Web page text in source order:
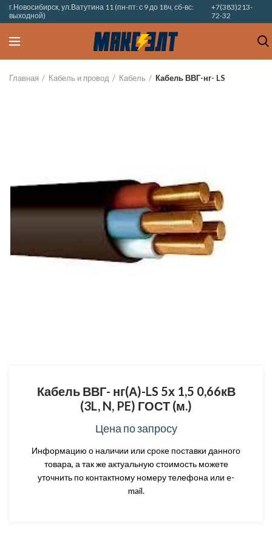
г.Новосибирск, ул.Ватутина 11 (пн-пт: с 9 до 18ч, сб-вс:
выходной)
+7(383)213-
72-32
Главная Кабель и провод Кабель Кабель ВВГ-нг- LS
Кабель ВВГ- нг(А)-LS 5х 1,5 0,66кВ
(3L, N, PE) ГОСТ (м.)
Цена по запросу
Информацию о наличии или сроке поставки данного
товара, а так же актуальную стоимость можете
уточнить по контактному номеру телефона или e-
mail.